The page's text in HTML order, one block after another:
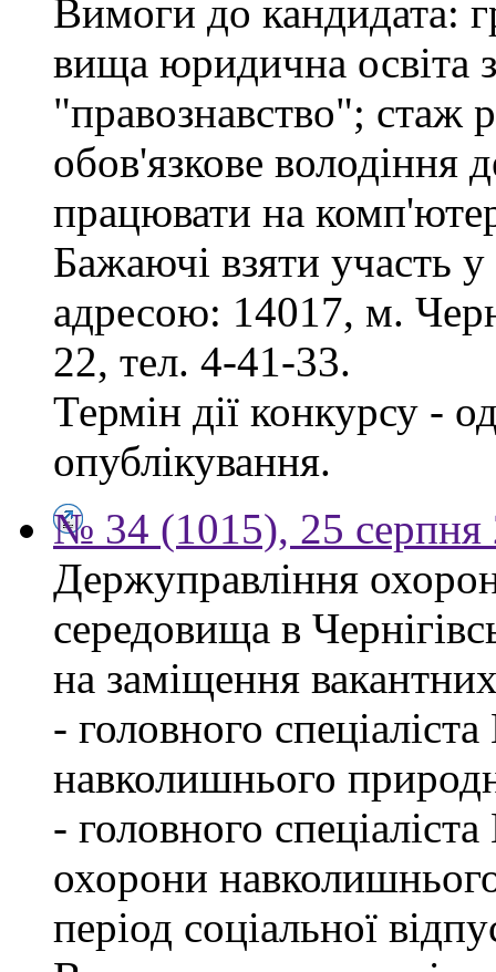
Вимоги до кандидата:
вища юридична освіта
"правознавство"; стаж
обов'язкове
працювати на
Бажаючі взяти участь
адресою: 14017, м.
22, тел. 4-41-33.
Термін дії конкурсу -
опублікування.
№ 34 (1015), 25 серпня
Держуправління
середовища в
на заміщення
- головного
навколишнього
- головного
охорони
період соціальної